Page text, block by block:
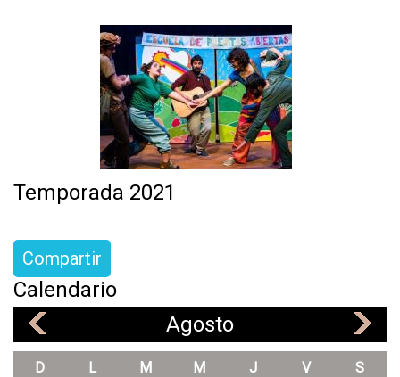
Temporada 2021
Compartir
Calendario
Agosto
D L M M J V S